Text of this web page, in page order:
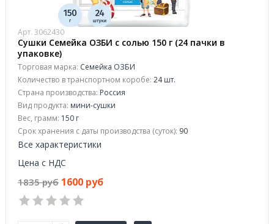
Арт. 3062430
Сушки Семейка ОЗБИ с солью 150 г (24 пачки в
упаковке)
Торговая марка: Семейка ОЗБИ
Количество в транспортном коробе: 24 шт.
Страна производства: Россия
Вид продукта: мини-сушки
Вес, грамм: 150 г
Срок хранения с даты производства (суток): 90
Все характеристики
Цена с НДС
1835 руб 1600 руб